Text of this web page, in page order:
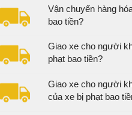
Vận chuyển hàng
bao tiền?
Giao xe cho người
phạt bao tiền?
Giao xe cho người
của xe bị phạt bao